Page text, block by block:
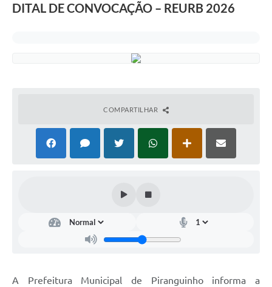
DITAL DE CONVOCAÇÃO – REURB 2026
COMPARTILHAR
A Prefeitura Municipal de Piranguinho informa a